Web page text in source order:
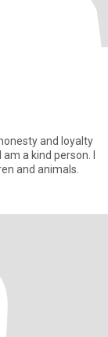
and loyalty
a kind person. I
and animals.